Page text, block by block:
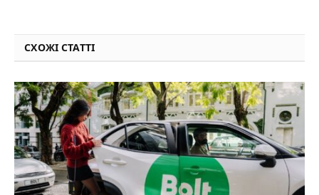
СХОЖІ СТАТТІ